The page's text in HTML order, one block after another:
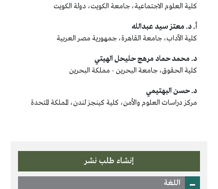
كلية العلوم الاجتماعية، جامعة الكويت، دولة الكويت
أ. د. معتز سيد عبدالله
كلية الآداب، جامعة القاهرة، جمهورية مصر العربية
د. محمد حماد مرهج حليحل الهيتي
كلية الحقوق، جامعة البحرين - مملكة البحرين
د. حسن البهتيمي
مركز دراسات العلوم والأمن، كلية كينجز لندن، المملكة المتحدة
إنشاء طلب نشر
اللغة